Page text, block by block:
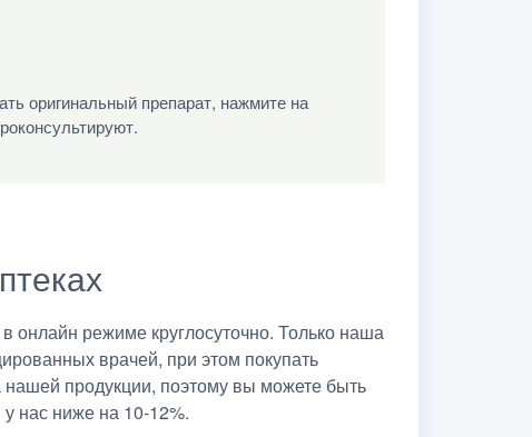
оригинальный препарат, нажмите на
онлайн режиме круглосуточно. Только наша
врачей, при этом покупать
нашей продукции, поэтому вы можете быть
нас ниже на 10-12%.